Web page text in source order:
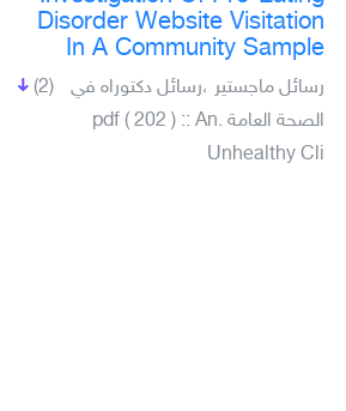
Disorder Website Visitation
In A Community Sample
(2)
رسائل ماجستير ،رسائل دكتوراه في
الصحة العامة .pdf ( 202 ) :: An
Unhealthy Cli